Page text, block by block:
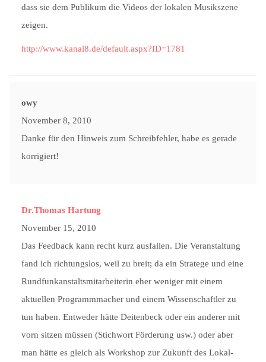
dass sie dem Publikum die Videos der lokalen Musikszene
zeigen.
http://www.kanal8.de/default.aspx?ID=1781
owy
November 8, 2010
Danke für den Hinweis zum Schreibfehler, habe es gerade
korrigiert!
Dr.Thomas Hartung
November 15, 2010
Das Feedback kann recht kurz ausfallen. Die Veranstaltung
fand ich richtungslos, weil zu breit; da ein Stratege und eine
Rundfunkanstaltsmitarbeiterin eher weniger mit einem
aktuellen Programmmacher und einem Wissenschaftler zu
tun haben. Entweder hätte Deitenbeck oder ein anderer mit
vorn sitzen müssen (Stichwort Förderung usw.) oder aber
man hätte es gleich als Workshop zur Zukunft des Lokal-